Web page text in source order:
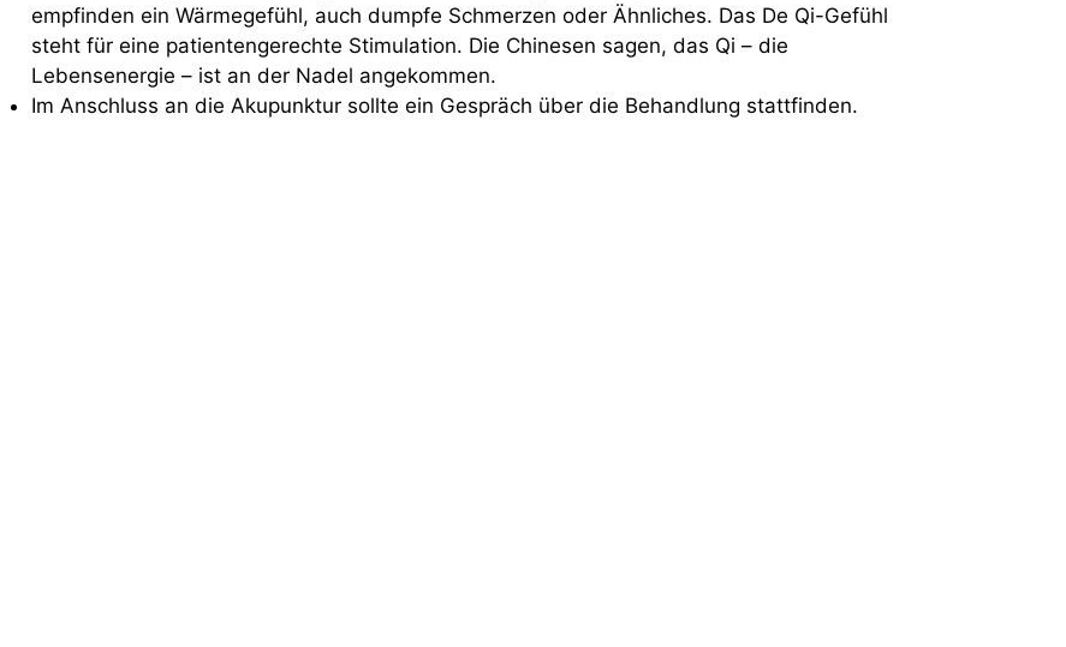
empfinden ein Wärmegefühl, auch dumpfe Schmerzen oder Ähnliches. Das De Qi-Gefühl
steht für eine patientengerechte Stimulation. Die Chinesen sagen, das Qi – die
Lebensenergie – ist an der Nadel angekommen.
Im Anschluss an die Akupunktur sollte ein Gespräch über die Behandlung stattfinden.